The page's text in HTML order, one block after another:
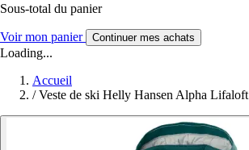
Sous-total du panier
Voir mon panier Continuer mes achats
Loading...
Accueil
/ Veste de ski Helly Hansen Alpha Lifaloft